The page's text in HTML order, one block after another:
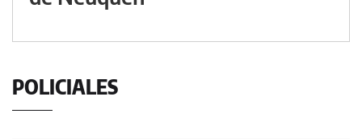
POLICIALES